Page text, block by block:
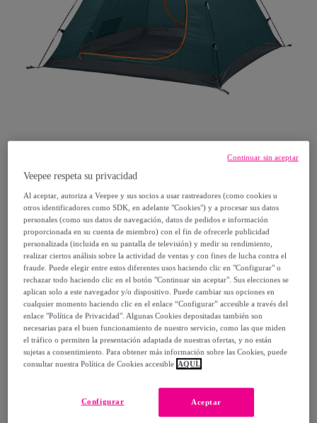
Ferrino
Tienda De Campaña Tenere 3 Ferrino
Modelo: Tienda De Campaña Tenere 3
Ferrino
251,96 €
314,90 €
-19%
Están agotándose
Veepee respeta su privacidad
Al aceptar, autoriza a Veepee y sus socios a usar rastreadores (como cookies u
otros identificadores como SDK, en adelante "Cookies") y a procesar sus datos
personales (como sus datos de navegación, datos de pedidos e información
proporcionada en su cuenta de miembro) con el fin de ofrecerle publicidad
personalizada (incluida en su pantalla de televisión) y medir su rendimiento,
realizar ciertos análisis sobre la actividad de ventas y con fines de lucha contra el
fraude. Puede elegir entre estos diferentes usos haciendo clic en "Configurar" o
rechazar todo haciendo clic en el botón "Continuar sin aceptar". Sus elecciones se
aplican solo a este navegador y/o dispositivo. Puede cambiar sus opciones en
cualquier momento haciendo clic en el enlace “Configurar” accesible a través del
enlace "Política de Privacidad". Algunas Cookies depositadas también son
necesarias para el buen funcionamiento de nuestro servicio, como las que miden
el tráfico o permiten la presentación adaptada de nuestras ofertas, y no están
sujetas a consentimiento. Para obtener más información sobre las Cookies, puede
consultar nuestra Política de Cookies accesible AQUÍ.
Aceptar
Configurar
Continuar sin aceptar